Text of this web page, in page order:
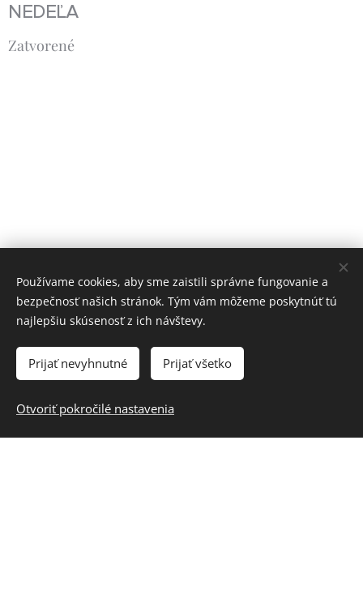
NEDEĽA
Zatvorené
Používame cookies, aby sme zaistili správne fungovanie a
bezpečnosť našich stránok. Tým vám môžeme poskytnúť tú
najlepšiu skúsenosť z ich návštevy.
Prijať nevyhnutné Prijať všetko
Otvoriť pokročilé nastavenia